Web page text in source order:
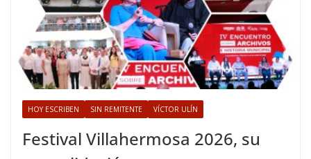
HOY ESCRIBEN SIN REMITENTE VÍCTOR ULÍN
Festival Villahermosa 2026, su